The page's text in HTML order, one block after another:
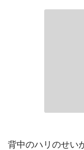
背中のハリのせい